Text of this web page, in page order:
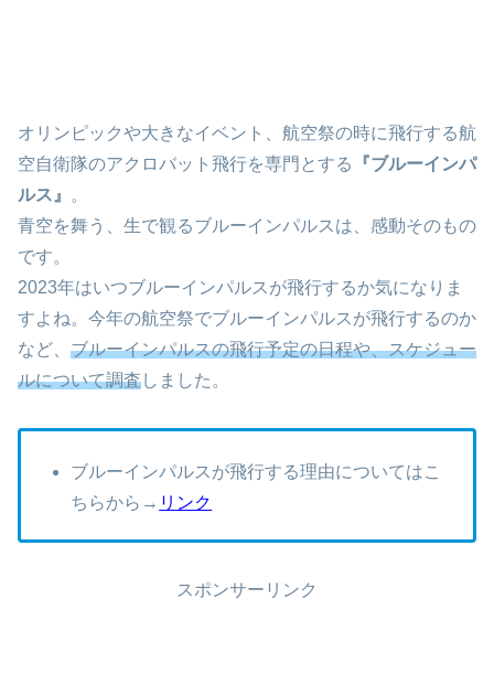
オリンピックや大きなイベント、航空祭の時に飛行する航
空自衛隊のアクロバット飛行を専門とする
『ブルーインパ
ルス』
。
青空を舞う、生で観るブルーインパルスは、感動そのもの
です。
2023年はいつブルーインパルスが飛行するか気になりま
すよね。今年の航空祭でブルーインパルスが飛行するのか
など、 ブルーインパルスの飛行予定の日程や、スケジュー
ルについて調査しました。
ブルーインパルスが飛行する理由についてはこ
ちらから→ リンク
スポンサーリンク